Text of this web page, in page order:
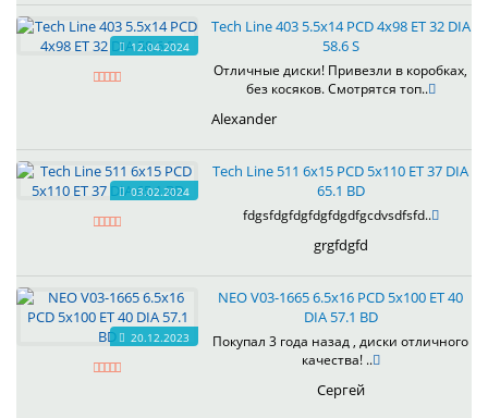
12.04.2024
Tech Line 403 5.5x14 PCD 4x98 ET 32 DIA
58.6 S
Отличные диски! Привезли в коробках,
без косяков. Смотрятся топ..
Alexander
03.02.2024
Tech Line 511 6x15 PCD 5x110 ET 37 DIA
65.1 BD
fdgsfdgfdgfdgfdgdfgcdvsdfsfd..
grgfdgfd
20.12.2023
NEO V03-1665 6.5x16 PCD 5x100 ET 40
DIA 57.1 BD
Покупал 3 года назад , диски отличного
качества! ..
Сергей